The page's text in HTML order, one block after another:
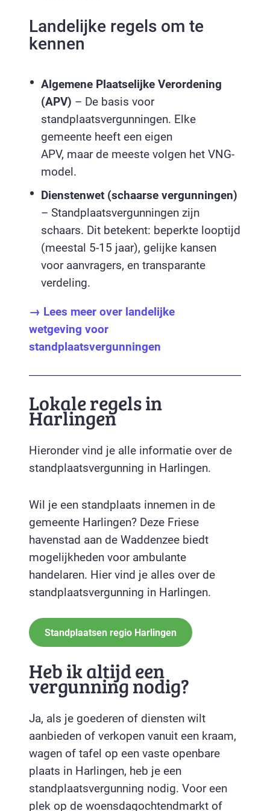
Landelijke regels om te
kennen
Algemene Plaatselijke Verordening
(APV) – De basis voor
standplaatsvergunningen. Elke
gemeente heeft een eigen
APV, maar de meeste volgen het VNG-
model.
Dienstenwet (schaarse vergunningen)
– Standplaatsvergunningen zijn
schaars. Dit betekent: beperkte looptijd
(meestal 5-15 jaar), gelijke kansen
voor aanvragers, en transparante
verdeling.
→ Lees meer over landelijke
wetgeving voor
standplaatsvergunningen
Lokale regels in
Harlingen
Hieronder vind je alle informatie over de
standplaatsvergunning in Harlingen.
Wil je een standplaats innemen in de
gemeente Harlingen? Deze Friese
havenstad aan de Waddenzee biedt
mogelijkheden voor ambulante
handelaren. Hier vind je alles over de
standplaatsvergunning in Harlingen.
Standplaatsen regio Harlingen
Heb ik altijd een
vergunning nodig?
Ja, als je goederen of diensten wilt
aanbieden of verkopen vanuit een kraam,
wagen of tafel op een vaste openbare
plaats in Harlingen, heb je een
standplaatsvergunning nodig. Voor een
plek op de woensdagochtendmarkt of